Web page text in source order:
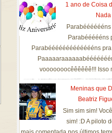
1 ano de Coisa
Nada
Parabéééééns
Parabéééééééééééééns
vooooooocêêêêêê!!! Isso
Meninas que
Beatriz
Sim sim sim!
sim! :D A piloto